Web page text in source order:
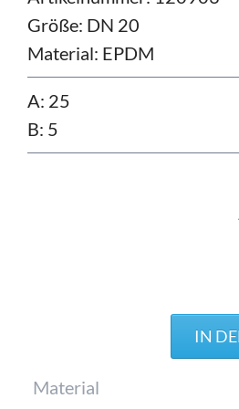
Größe: DN 20
Material: EPDM
A: 25
B: 5
Pflichtfeld
Material